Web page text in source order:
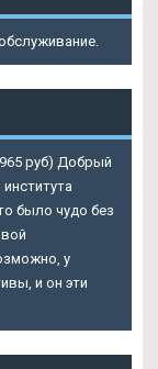
руб) Добрый
было чудо без
у
и он эти